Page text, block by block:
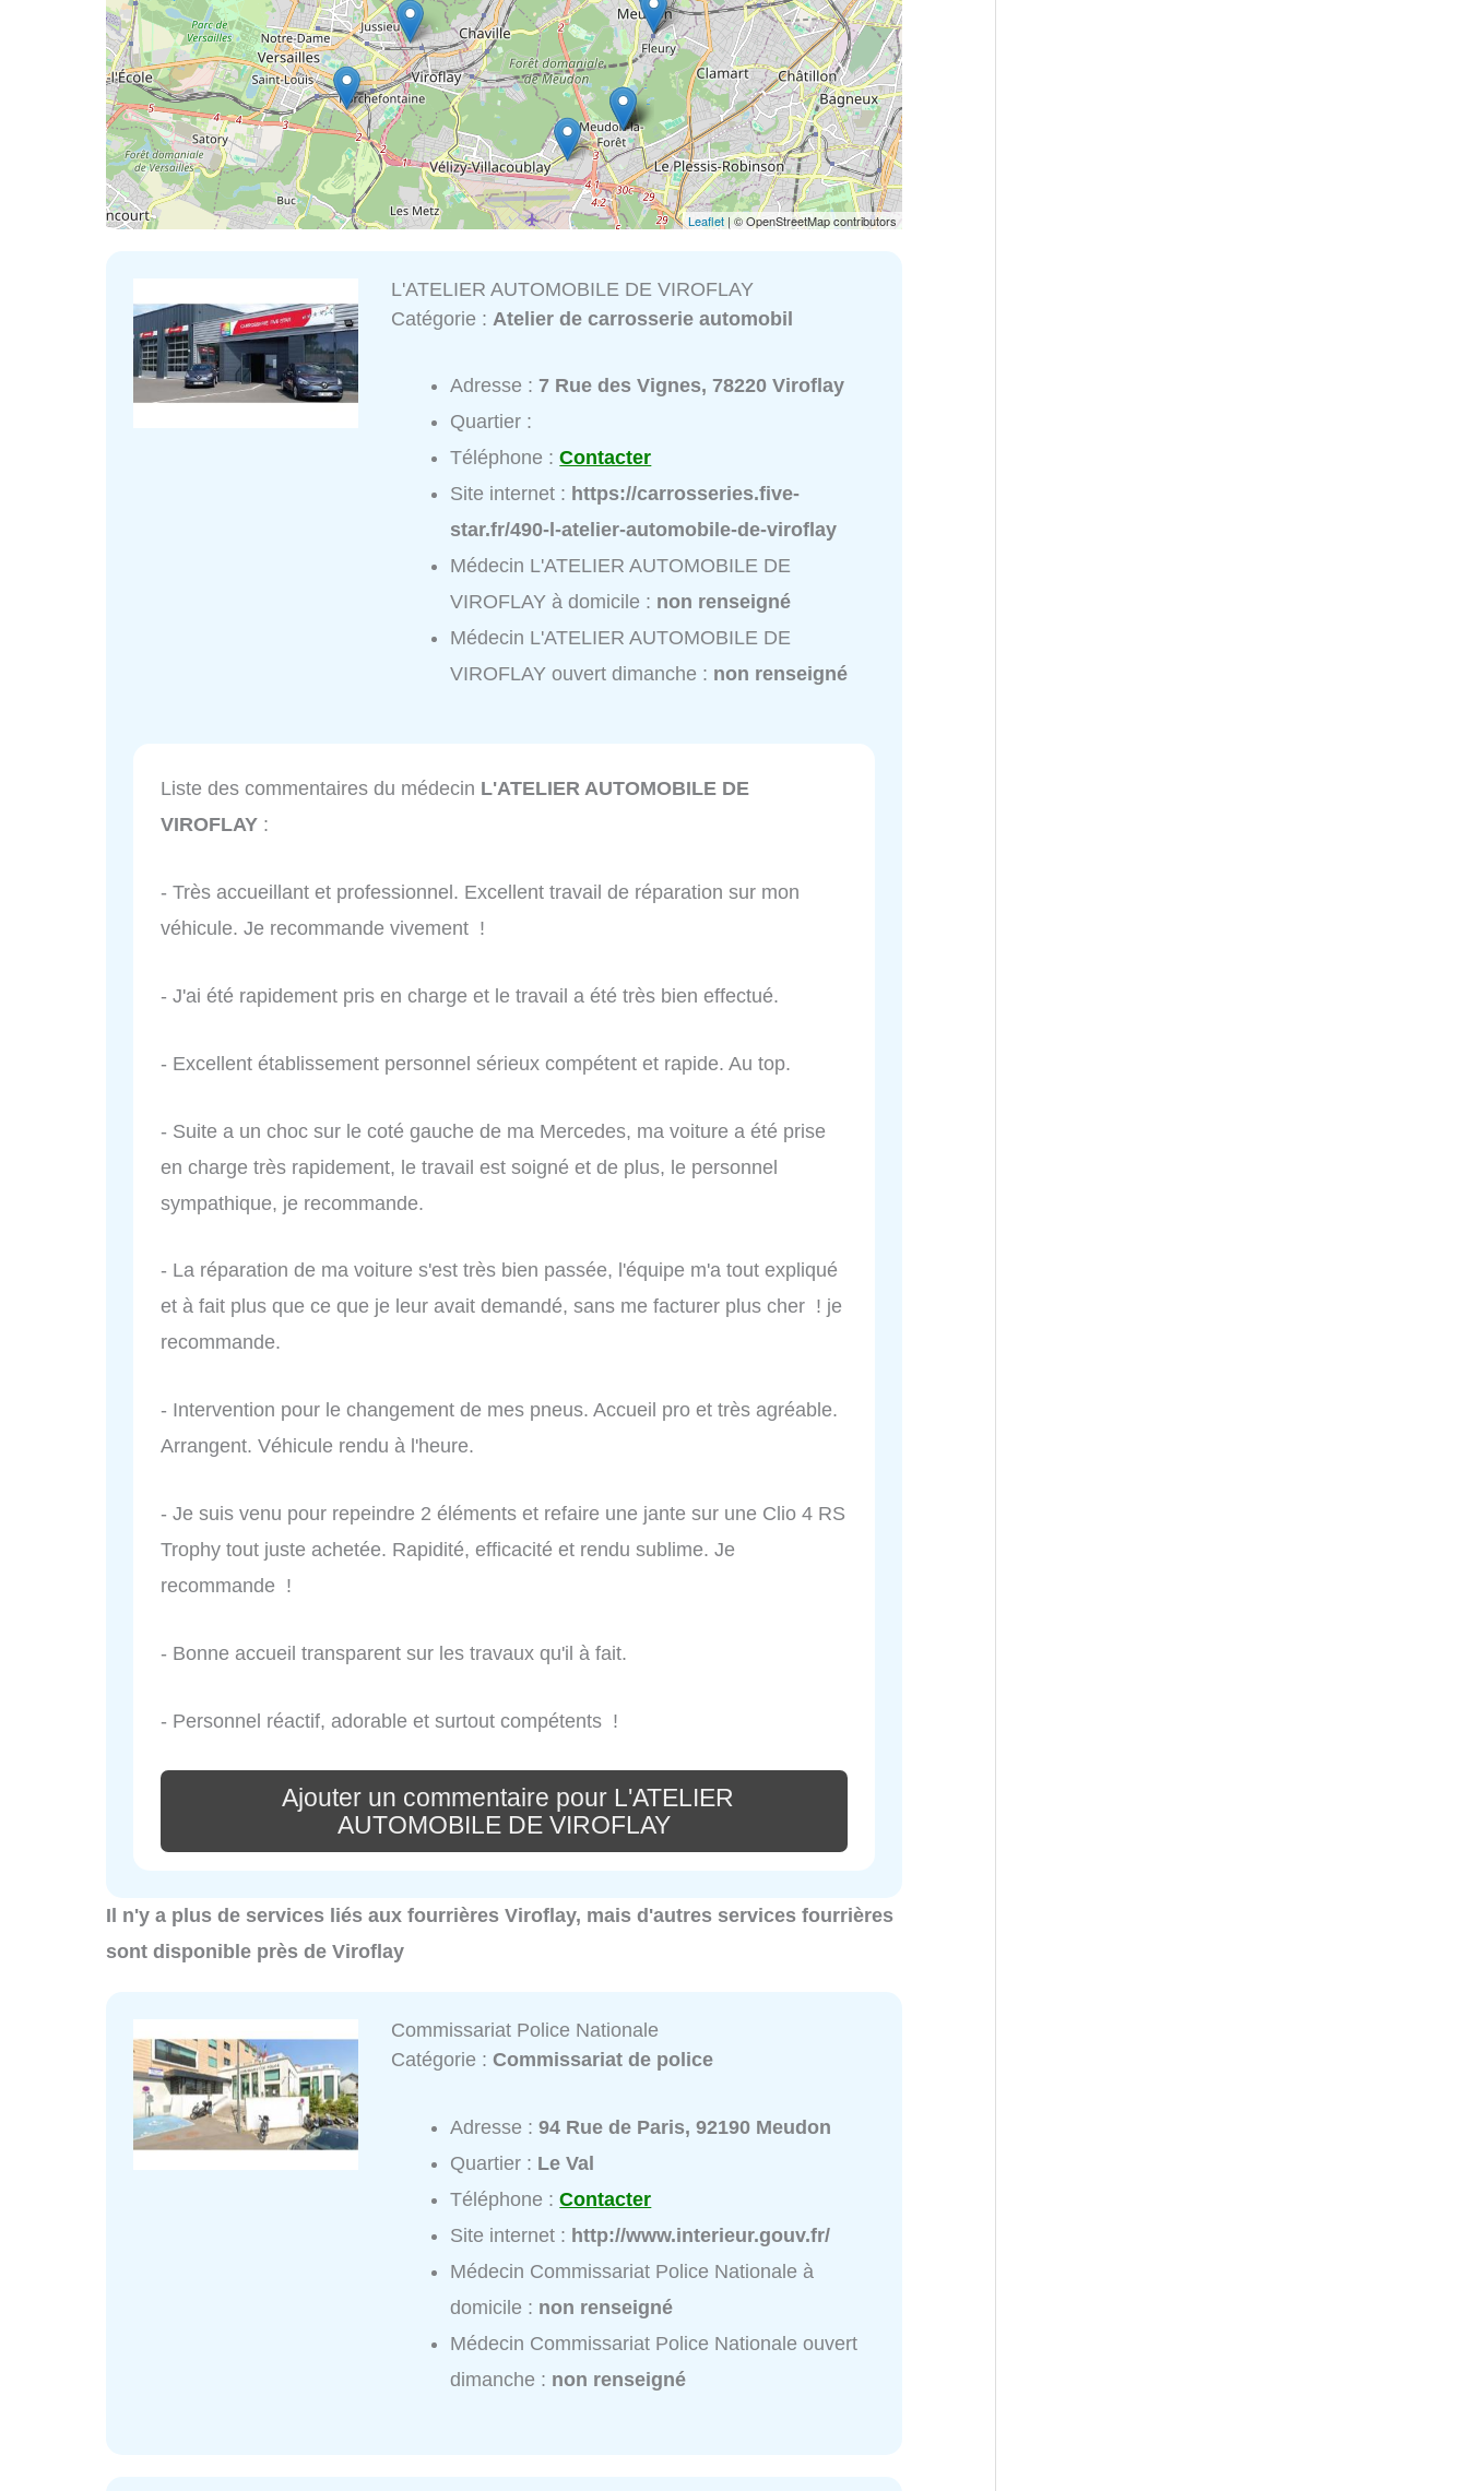
Leaflet | © OpenStreetMap contributors
L'ATELIER AUTOMOBILE DE VIROFLAY
Catégorie : Atelier de carrosserie automobil
Adresse :7 Rue des Vignes, 78220 Viroflay
Quartier :
Téléphone :Contacter
Site internet : https://carrosseries.five-
star.fr/490-l-atelier-automobile-de-viroflay
Médecin L'ATELIER AUTOMOBILE DE
VIROFLAY à domicile : non renseigné
Médecin L'ATELIER AUTOMOBILE DE
VIROFLAY ouvert dimanche : non renseigné
Liste des commentaires du médecin L'ATELIER AUTOMOBILE DE
VIROFLAY :
- Très accueillant et professionnel. Excellent travail de réparation sur mon
véhicule. Je recommande vivement !
- J'ai été rapidement pris en charge et le travail a été très bien effectué.
- Excellent établissement personnel sérieux compétent et rapide. Au top.
- Suite a un choc sur le coté gauche de ma Mercedes, ma voiture a été prise
en charge très rapidement, le travail est soigné et de plus, le personnel
sympathique, je recommande.
- La réparation de ma voiture s'est très bien passée, l'équipe m'a tout expliqué
et à fait plus que ce que je leur avait demandé, sans me facturer plus cher ! je
recommande.
- Intervention pour le changement de mes pneus. Accueil pro et très agréable.
Arrangent. Véhicule rendu à l'heure.
- Je suis venu pour repeindre 2 éléments et refaire une jante sur une Clio 4 RS
Trophy tout juste achetée. Rapidité, efficacité et rendu sublime. Je
recommande !
- Bonne accueil transparent sur les travaux qu'il à fait.
- Personnel réactif, adorable et surtout compétents !
Ajouter un commentaire pour L'ATELIER
AUTOMOBILE DE VIROFLAY
Il n'y a plus de services liés aux fourrières Viroflay, mais d'autres services fourrières
sont disponible près de Viroflay
Commissariat Police Nationale
Catégorie :Commissariat de police
Adresse :94 Rue de Paris, 92190 Meudon
Quartier : Le Val
Téléphone :Contacter
Site internet : http://www.interieur.gouv.fr/
Médecin Commissariat Police Nationale à
domicile : non renseigné
Médecin Commissariat Police Nationale ouvert
dimanche : non renseigné